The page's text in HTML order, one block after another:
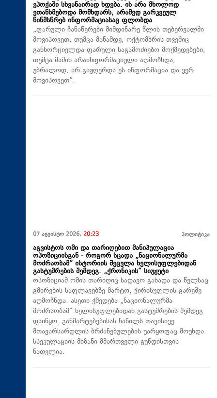
ეპოქაში სხვანაირად ხდება. ის არა მხოლოდ
ეთანხმებოდა მომხდარს, არამედ გარკვეულ
წინმსწრებ ინფორმაციასაც ფლობდა
„ფარული ჩანაწერები მიმდინარე წლის თებერვალში
მოვიპოვეთ, თუმცა მანამდე, ოქტომბრის თვეშიც
განხორციელდა ფარული საგამოძიებო მოქმედებები,
თუმცა მაშინ არაინფორმაციული აღმოჩნდა,
უბრალოდ, არ გაჟღერდა ეს ინფორმაცია და ვერ
მოვიპოვეთ“.
07 აგვისტო 2026, 20:23 პოლიტიკა
აგვისტოს ომი და თარიღებით მანიპულაცია
ოპოზიციისგან - როგორ სცადა „ნაციონალურმა
მოძრაობამ“ ისტორიის შეცვლა ხელისუფლებიდან
გასტუმრების შემდეგ. „ქრონიკის“ სიუჟეტი
ოპოზიციამ ომის თარიღიც სადავო გახადა და წელსაც
გმირების საფლავებზე მარტო, ჭირისუფლის გარეშე
აღმოჩნდა. ასეთი ქმედება „ნაციონალურმა
მოძრაობამ“ ხელისუფლებიდან გასტუმრების შემდეგ
დაიწყო. განმარტებებისას ნაწილს თავისივე
მთავარსარდლის ბრძანებულების უარყოფაც მოუხდა.
სპეკულაციის მიზანი მმართველი გუნდისთვის
ნათელია.